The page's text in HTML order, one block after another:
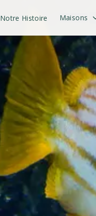
Notre Histoire Maisons